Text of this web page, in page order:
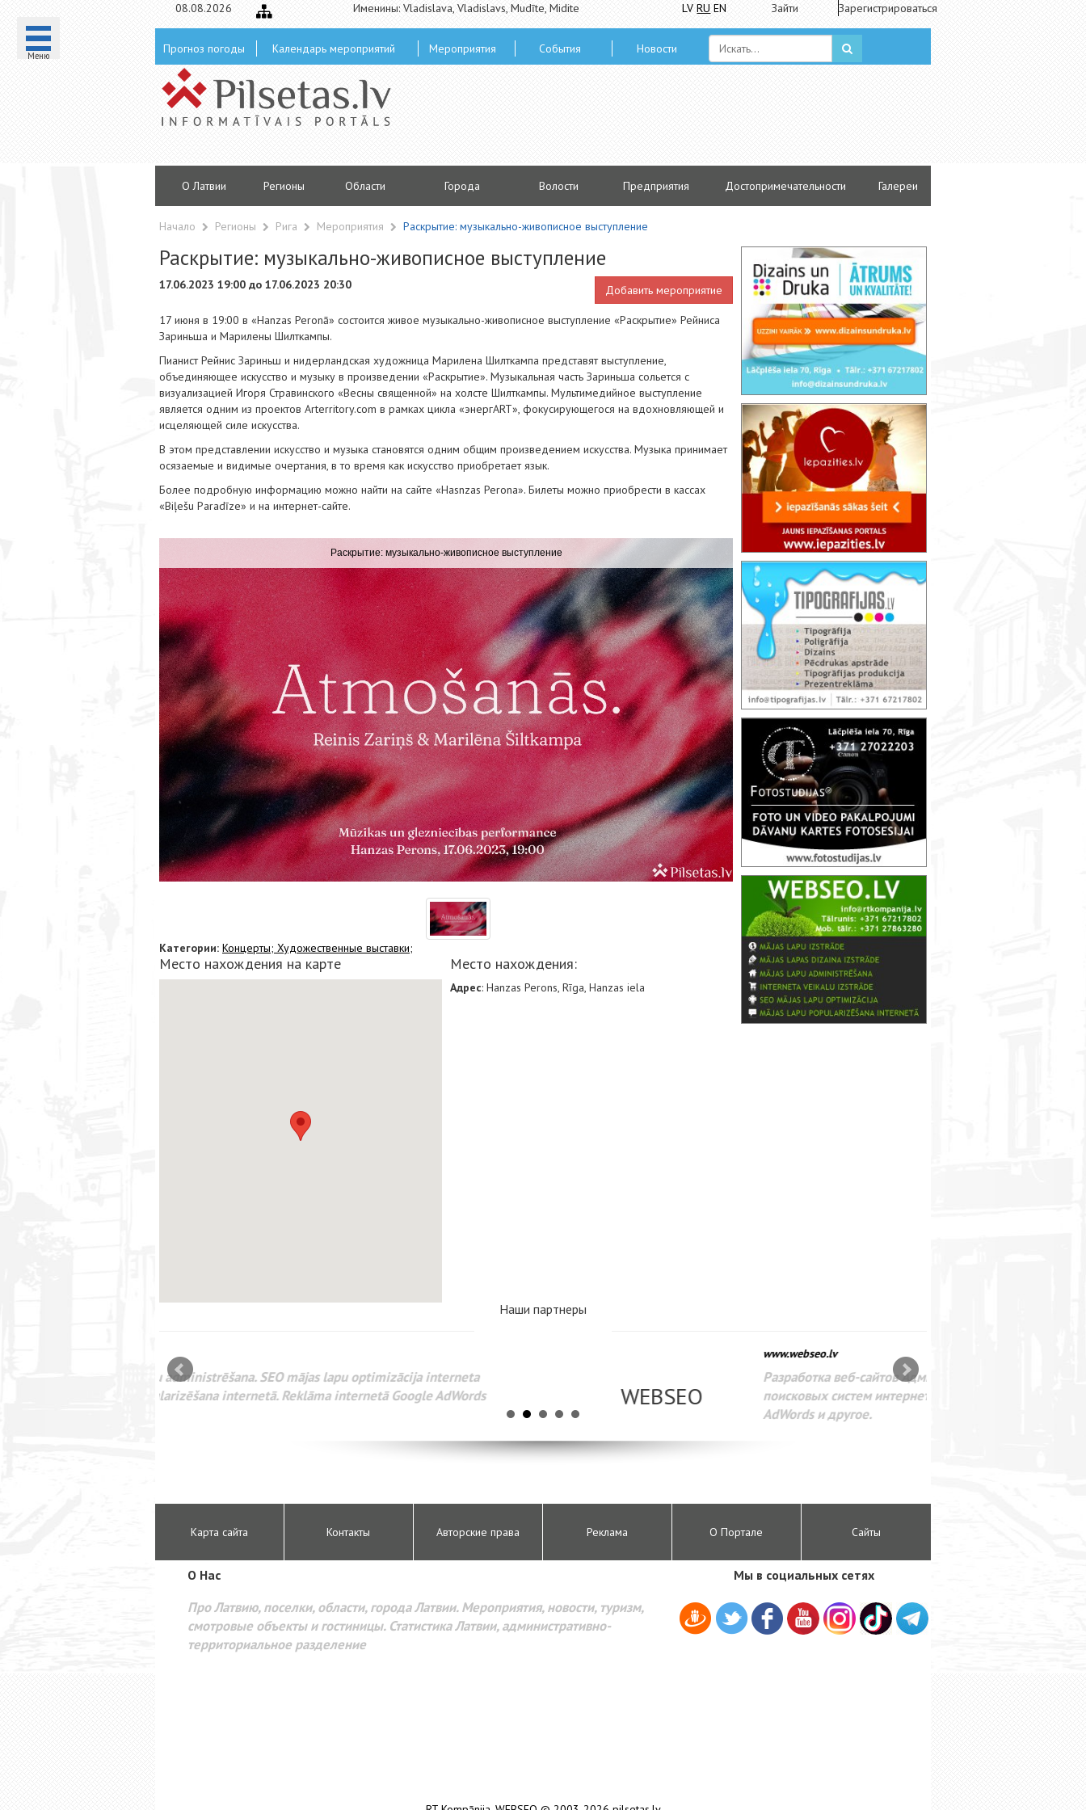
Mеню
08.08.2026 Именины: Vladislava, Vladislavs, Mudīte, Midite LV RU EN Зайти Зарегистрироваться
Прогноз погоды Календарь мероприятий Мероприятия Cобытия Hовости
О Латвии Регионы Oбласти Городa Волости Предприятия Достопримечательности Галереи
Начало Регионы Рига Мероприятия Раскрытие: музыкально-живописное выступление
Раскрытие: музыкально-живописное выступление
17.06.2023 19:00 до 17.06.2023 20:30 Добавить мероприятие
17 июня в 19:00 в «Hanzas Peronā» состоится живое музыкально-живописное выступление «Раскрытие» Рейниса
Зариньша и Марилены Шилткампы.
Пианист Рейнис Зариньш и нидерландская художница Марилена Шилткампа представят выступление,
объединяющее искусство и музыку в произведении «Раскрытие». Музыкальная часть Зариньша сольется с
визуализацией Игоря Стравинского «Весны священной» на холсте Шилткампы. Мультимедийное выступление
является одним из проектов Arterritory.com в рамках цикла «энергART», фокусирующегося на вдохновляющей и
исцеляющей силе искусства.
В этом представлении искусство и музыка становятся одним общим произведением искусства. Музыка принимает
осязаемые и видимые очертания, в то время как искусство приобретает язык.
Более подробную информацию можно найти на сайте «Hasnzas Perona». Билеты можно приобрести в кассах
«Biļešu Paradīze» и на интернет-сайте.
Раскрытие: музыкально-живописное выступление Раскрытие: музыкально-живописное
Категории: Концерты; Художественные выставки;
Место нахождения на карте Место нахождения:
Адрес: Hanzas Perons, Rīga, Hanzas iela
Наши партнеры
WEBSEO
Разработка веб-сайтов Администрирование веб-сайтов. SEO оптимизация сайта для
поисковых систем интернета. Раскрутка веб-сайтов. Реклама в интернете Google
Карта сайта Контакты Авторские права Реклама О Портале Сайты
O Hac
Про Латвию, поселки, области, города Латвии. Мероприятия, новости, туризм,
смотровые объекты и гостиницы. Статистика Латвии, административно-
территориальное разделение
Мы в социальных сетях